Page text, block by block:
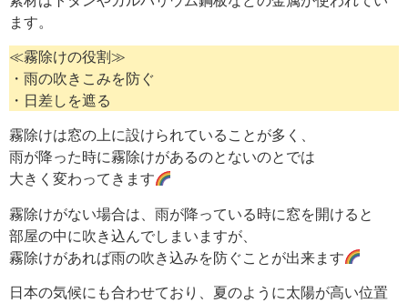
ます。
≪霧除けの役割≫
・雨の吹きこみを防ぐ
・日差しを遮る
霧除けは窓の上に設けられていることが多く、
雨が降った時に霧除けがあるのとないのとでは
大きく変わってきます
霧除けがない場合は、雨が降っている時に窓を開けると
部屋の中に吹き込んでしまいますが、
霧除けがあれば雨の吹き込みを防ぐことが出来ます
日本の気候にも合わせており、夏のように太陽が高い位置